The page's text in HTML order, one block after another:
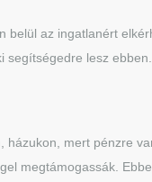
belül az ingatlanért
segítségedre lesz ebben.
mert pénzre
megtámogassák.